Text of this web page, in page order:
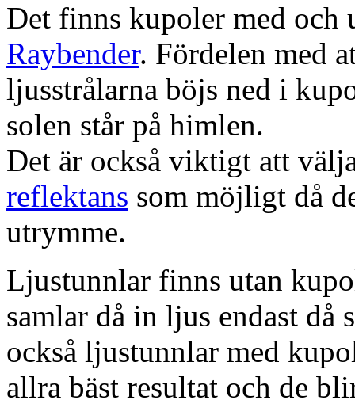
Det finns kupoler med och
Raybender. Fördelen med
ljusstrålarna böjs ned i
solen står på himlen.
Det är också viktigt att
reflektans som möjligt då
utrymme.
Ljustunnlar finns utan
samlar då in ljus endast då
också ljustunnlar med
allra bäst resultat och de